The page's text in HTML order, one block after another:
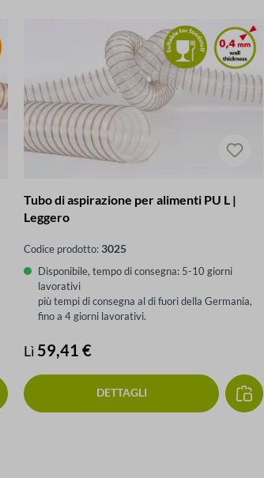
Tubo di aspirazione per alimenti PU L |
Leggero
Codice prodotto:3025
Disponibile, tempo di consegna: 5-10 giorni
lavorativi
più tempi di consegna al di fuori della Germania,
fino a 4 giorni lavorativi.
Prezzo normale:
Lì 59,41 €
DETTAGLI